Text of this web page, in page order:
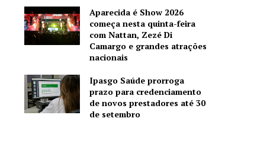
Aparecida é Show 2026
começa nesta quinta-feira
com Nattan, Zezé Di
Camargo e grandes atrações
nacionais
Ipasgo Saúde prorroga
prazo para credenciamento
de novos prestadores até 30
de setembro